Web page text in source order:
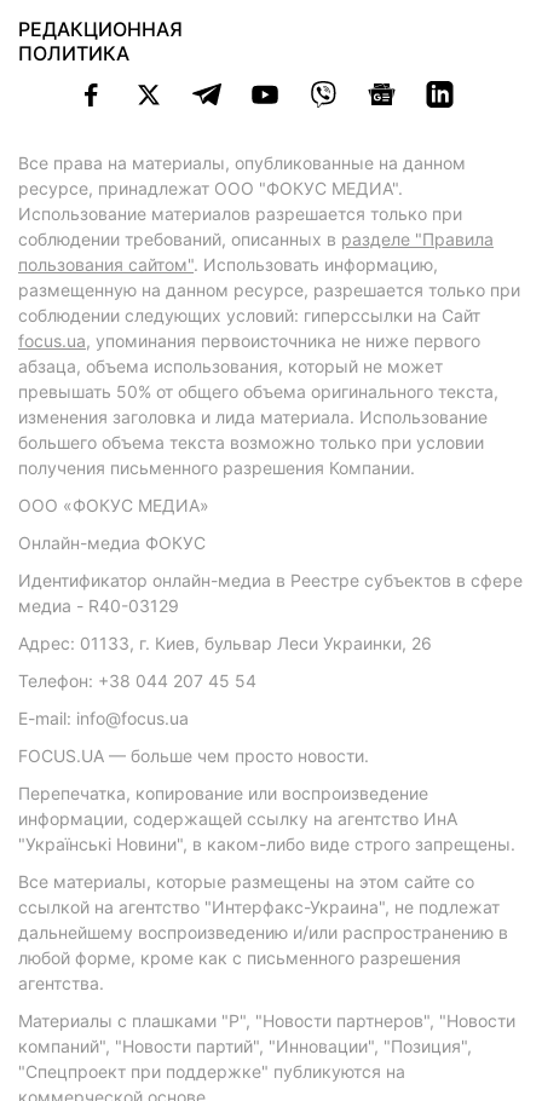
РЕДАКЦИОННАЯ
ПОЛИТИКА
Все права на материалы, опубликованные на данном
ресурсе, принадлежат ООО "ФОКУС МЕДИА".
Использование материалов разрешается только при
соблюдении требований, описанных в разделе "Правила
пользования сайтом". Использовать информацию,
размещенную на данном ресурсе, разрешается только при
соблюдении следующих условий: гиперссылки на Сайт
focus.ua, упоминания первоисточника не ниже первого
абзаца, объема использования, который не может
превышать 50% от общего объема оригинального текста,
изменения заголовка и лида материала. Использование
большего объема текста возможно только при условии
получения письменного разрешения Компании.
ООО «ФОКУС МЕДИА»
Онлайн-медиа ФОКУС
Идентификатор онлайн-медиа в Реестре субъектов в сфере
медиа - R40-03129
Адрес: 01133, г. Киев, бульвар Леси Украинки, 26
Телефон: +38 044 207 45 54
E-mail: info@focus.ua
FOCUS.UA — больше чем просто новости.
Перепечатка, копирование или воспроизведение
информации, содержащей ссылку на агентство ИнА
"Українські Новини", в каком-либо виде строго запрещены.
Все материалы, которые размещены на этом сайте со
ссылкой на агентство "Интерфакс-Украина", не подлежат
дальнейшему воспроизведению и/или распространению в
любой форме, кроме как с письменного разрешения
агентства.
Материалы с плашками "Р", "Новости партнеров", "Новости
компаний", "Новости партий", "Инновации", "Позиция",
"Спецпроект при поддержке" публикуются на
коммерческой основе.